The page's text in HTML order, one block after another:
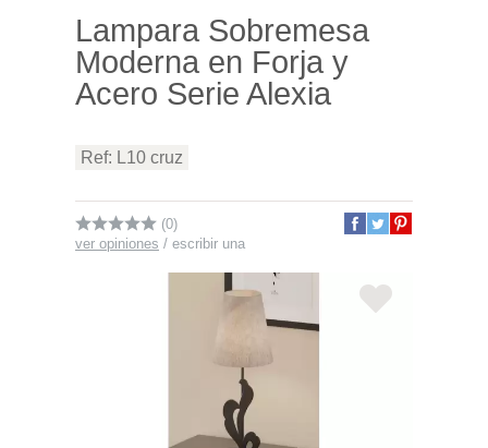
Lampara Sobremesa
Moderna en Forja y
Acero Serie Alexia
Ref: L10 cruz
(0)
ver opiniones / escribir una